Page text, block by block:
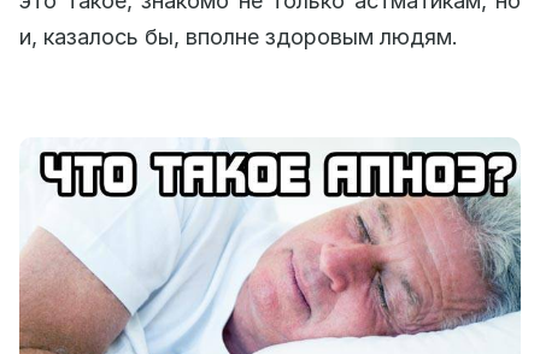
и, казалось бы, вполне здоровым людям.